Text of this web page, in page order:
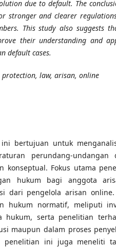
due to default. The
stronger and clearer
This study also suggests
their understanding and
default cases.
protection, law, arisan, online
ini bertujuan untuk
perundang-undangan
konseptual. Fokus utama
hukum bagi anggota
dari pengelola arisan
hukum normatif, meliputi
hukum, serta penelitian
maupun dalam proses
penelitian ini juga meneliti